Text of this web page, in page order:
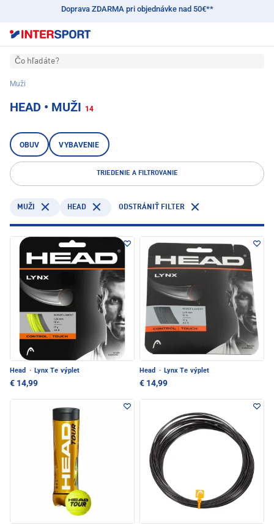
Doprava ZDARMA pri objednávke nad 50€**
Čo hľadáte?
Muži
HEAD • MUŽI 14
OBUV VYBAVENIE
TRIEDENIE A FILTROVANIE
MUŽI HEAD ODSTRÁNIŤ FILTER
Head · Lynx Te výplet
€ 14,99
Head · Lynx Te výplet
€ 14,99